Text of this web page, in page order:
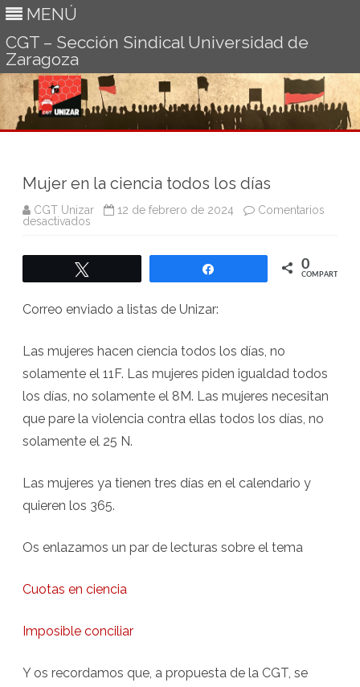
MENÚ
CGT – Sección Sindical Universidad de
Zaragoza
Mujer en la ciencia todos los días
CGT Unizar 12 de febrero de 2024
Comentarios
desactivados
la
0
COMPARTIR
Correo enviado a listas de Unizar:
Las mujeres hacen ciencia todos los días, no
solamente el 11F. Las mujeres piden igualdad todos
los días, no solamente el 8M. Las mujeres necesitan
que pare la violencia contra ellas todos los días, no
solamente el 25 N.
Las mujeres ya tienen tres días en el calendario y
quieren los 365.
Os enlazamos un par de lecturas sobre el tema
Cuotas en ciencia
Imposible conciliar
Y os recordamos que, a propuesta de la CGT, se